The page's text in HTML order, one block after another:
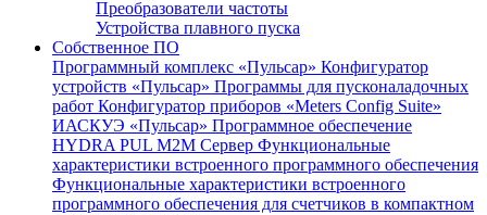
Преобразователи частоты
Устройства плавного пуска
Собственное ПО
Программный комплекс «Пульсар» Конфигуратор
устройств «Пульсар» Программы для пусконаладочных
работ Конфигуратор приборов «Meters Config Suite»
ИАСКУЭ «Пульсар» Программное обеспечение
HYDRA PUL M2M Сервер Функциональные
характеристики встроенного программного обеспечения
Функциональные характеристики встроенного
программного обеспечения для счетчиков в компактном